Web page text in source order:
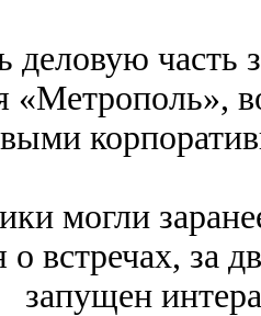
деловую часть
«Метрополь»,
могли
о встречах, за
запущен